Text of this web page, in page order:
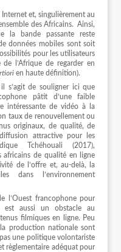
Internet et, singulièrement au
des Africains. Ainsi,
la bande passante reste
données mobiles sont soit
pour les utilisateurs
l’Afrique de regarder en
en haute définition).
s’agit de souligner ici que
pâtit d’une faible
intéressante de vidéo à la
taux de renouvellement ou
originaux, de qualité, de
attractive pour les
Tchéhouali (2017),
africains de qualité en ligne
de l’offre et, au-delà, la
dans l’environnement
l’Ouest francophone pour
est aussi un obstacle au
filmiques en ligne. Peu
production nationale sont
une politique volontariste
règlementaire adéquat pour